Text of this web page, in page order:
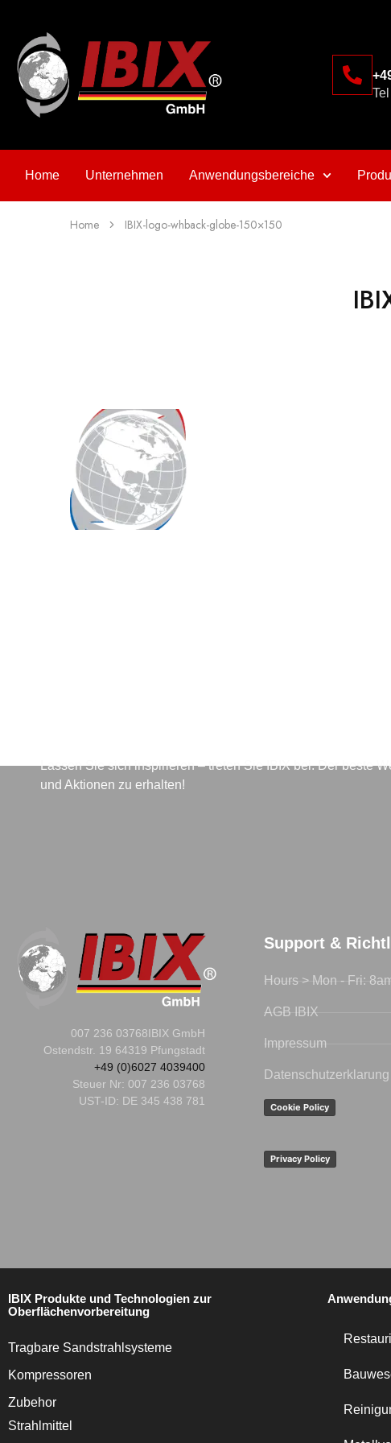
Tel
Home Unternehmen Anwendungsbereiche
Home IBIX-logo-whback-globe-150×150
Lassen Sie sich inspirieren – treten Sie IBIX bei. Der beste
und Aktionen zu erhalten!
007 236 03768IBIX GmbH
Ostendstr. 19 64319 Pfungstadt
+49 (0)6027 4039400
Steuer Nr: 007 236 03768
UST-ID: DE 345 438 781
Support &
Hours > Mon - Fri:
AGB IBIX
Impressum
Datenschutzerklarung
Cookie Policy
Privacy Policy
IBIX Produkte und Technologien zur
Oberflächenvorbereitung
Tragbare Sandstrahlsysteme
Kompressoren
Zubehor
Strahlmittel